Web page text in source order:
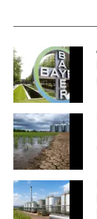
E isso passa
gestão de risco.
Um seguro
também o
próprio
É muito mais
que socializar a
O seguro rural